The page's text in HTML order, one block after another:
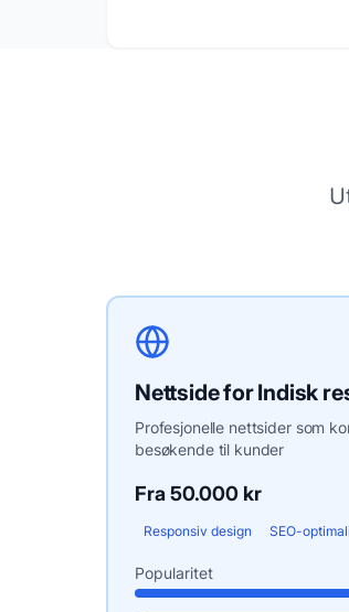
NettsideforIndisk
Profesjonelle nettsider som
besøkende til kunder
Fra 50.000 kr
Responsiv design SEO-
Popularitet